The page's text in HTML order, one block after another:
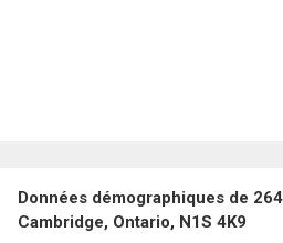
Données démographiques de
Cambridge, Ontario, N1S 4K9